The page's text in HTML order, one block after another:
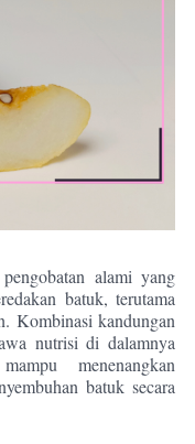
alami yang
batuk, terutama
Kombinasi kandungan
nutrisi di dalamnya
menenangkan
batuk secara